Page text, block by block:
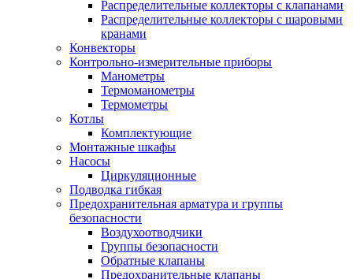
Распределительные коллекторы с клапанами
Распределительные коллекторы с шаровыми
кранами
Конвекторы
Контрольно-измерительные приборы
Манометры
Термоманометры
Термометры
Котлы
Комплектующие
Монтажные шкафы
Насосы
Циркуляционные
Подводка гибкая
Предохранительная арматура и группы
безопасности
Воздухоотводчики
Группы безопасности
Обратные клапаны
Предохранительные клапаны